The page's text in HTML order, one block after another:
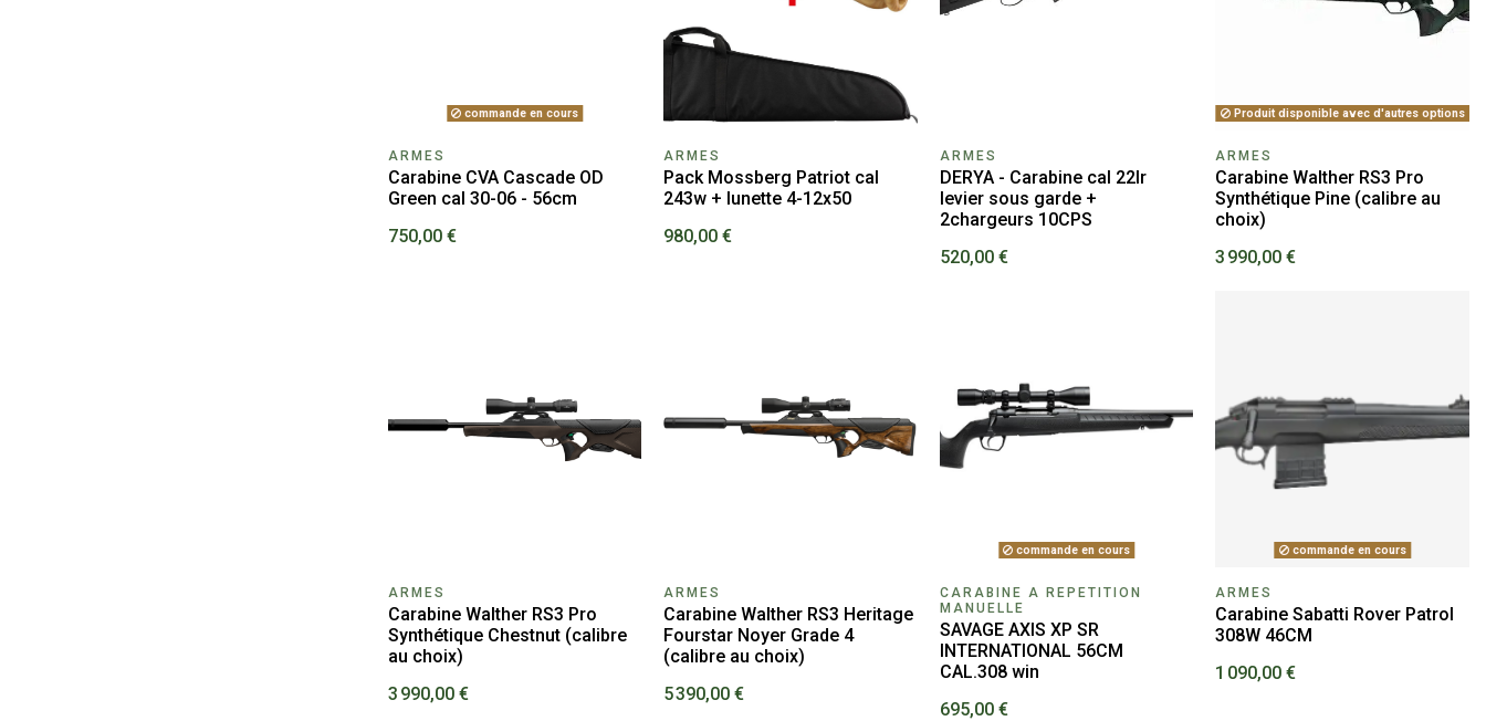
commande en cours
ARMES
Carabine CVA Cascade OD
Green cal 30-06 - 56cm
750,00 €
ARMES
Pack Mossberg Patriot cal
243w + lunette 4-12x50
980,00 €
ARMES
DERYA - Carabine cal 22lr
levier sous garde +
2chargeurs 10CPS
520,00 €
Produit disponible avec d'autres options
ARMES
Carabine Walther RS3 Pro
Synthétique Pine (calibre au
choix)
3 990,00 €
ARMES
Carabine Walther RS3 Pro
Synthétique Chestnut (calibre
au choix)
3 990,00 €
ARMES
Carabine Walther RS3 Heritage
Fourstar Noyer Grade 4
(calibre au choix)
5 390,00 €
commande en cours
CARABINE A REPETITION
MANUELLE
SAVAGE AXIS XP SR
INTERNATIONAL 56CM
CAL.308 win
695,00 €
commande en cours
ARMES
Carabine Sabatti Rover Patrol
308W 46CM
1 090,00 €